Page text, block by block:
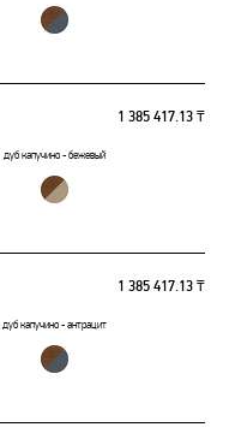
1 385 417.13 ₸
дуб капучино - бежевый
1 385 417.13 ₸
дуб капучино - антрацит